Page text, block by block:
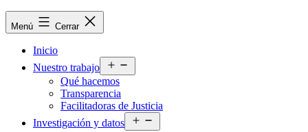
Menú Cerrar
Inicio
Nuestro trabajo
el
Qué hacemos
Transparencia
Facilitadoras de Justicia
Investigación y datos
el